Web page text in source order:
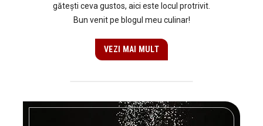
gătești ceva gustos, aici este locul protrivit.
Bun venit pe blogul meu culinar!
VEZI MAI MULT